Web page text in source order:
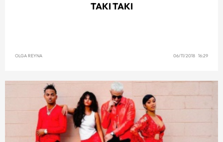
TAKI TAKI
OLGA REYNA 06/11/2018 16:29